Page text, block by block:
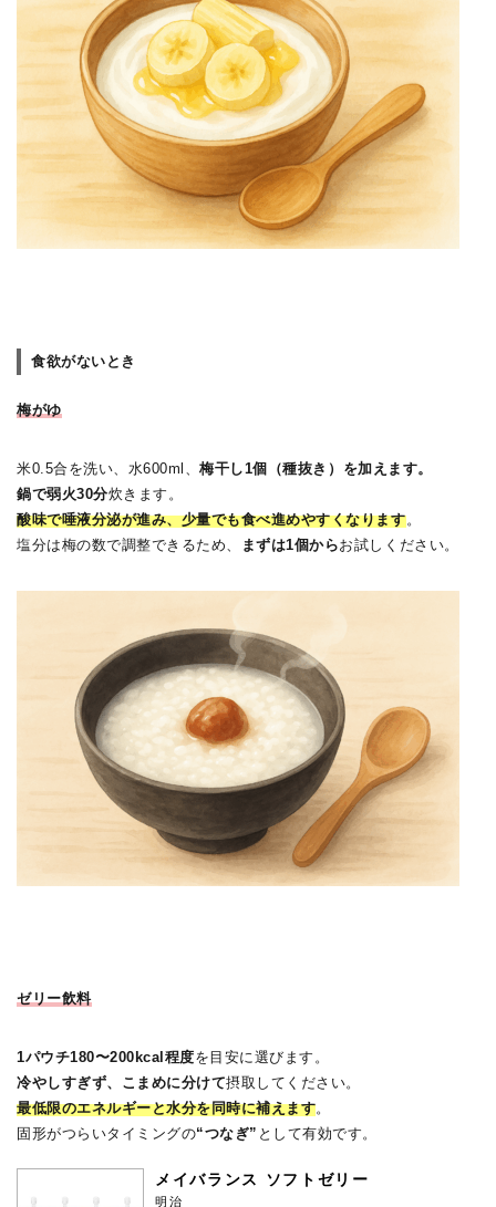
食欲がないとき
梅がゆ
米0.5合を洗い、水600ml、梅干し1個（種抜き）を加えます。
鍋で弱火30分炊きます。
酸味で唾液分泌が進み、少量でも食べ進めやすくなります。
塩分は梅の数で調整できるため、
まずは1個からお試しください。
ゼリー飲料
1パウチ180〜200kcal程度を目安に選びます。
冷やしすぎず、こまめに分けて摂取してください。
最低限のエネルギーと水分を同時に補えます。
固形がつらいタイミングの“つなぎ” として有効です。
メイバランス ソフトゼリー
明治